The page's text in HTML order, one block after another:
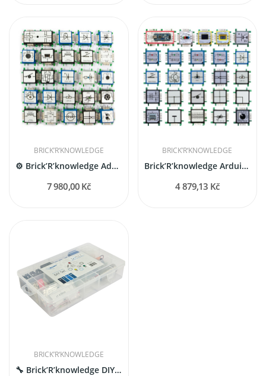
BRICK’R‘KNOWLEDGE
⚙️ Brick’R’knowledge Advanced Set (111 komponentů)
7 980,00 Kč
BRICK’R‘KNOWLEDGE
Brick’R’knowledge Arduino Coding Set...
4 879,13 Kč
BRICK’R‘KNOWLEDGE
🔧 Brick’R’knowledge DIY Set – Vytvoř si vlastní...